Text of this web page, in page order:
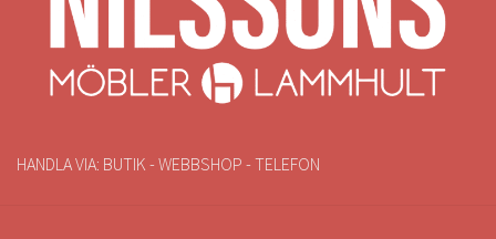
HANDLA VIA: BUTIK - WEBBSHOP - TELEFON